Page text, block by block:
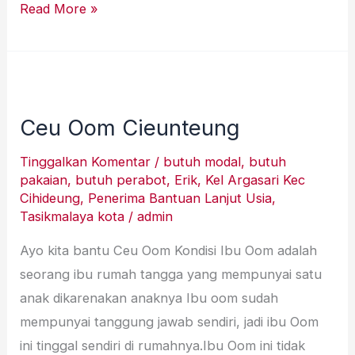
Read More »
Ceu Oom Cieunteung
Tinggalkan Komentar / butuh modal, butuh
pakaian, butuh perabot, Erik, Kel Argasari Kec
Cihideung, Penerima Bantuan Lanjut Usia,
Tasikmalaya kota /admin
Ayo kita bantu Ceu Oom Kondisi Ibu Oom adalah
seorang ibu rumah tangga yang mempunyai satu
anak dikarenakan anaknya Ibu oom sudah
mempunyai tanggung jawab sendiri, jadi ibu Oom
ini tinggal sendiri di rumahnya.Ibu Oom ini tidak
Cieunteung